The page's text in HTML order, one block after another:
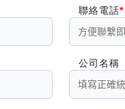
聯絡電話
公司名稱